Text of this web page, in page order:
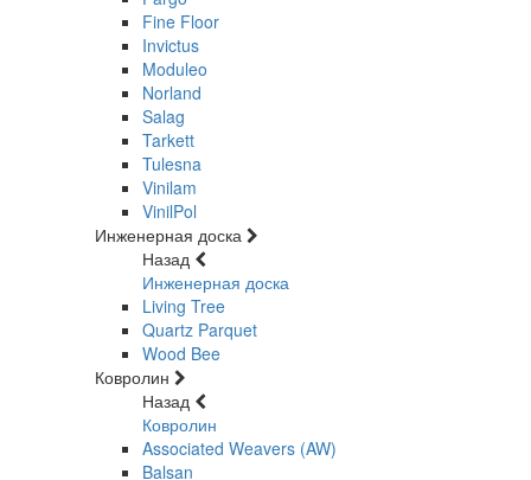
Fine Floor
Invictus
Moduleo
Norland
Salag
Tarkett
Tulesna
Vinilam
VinilPol
Инженерная доска
Назад
Инженерная доска
Living Tree
Quartz Parquet
Wood Bee
Ковролин
Назад
Ковролин
Associated Weavers (AW)
Balsan